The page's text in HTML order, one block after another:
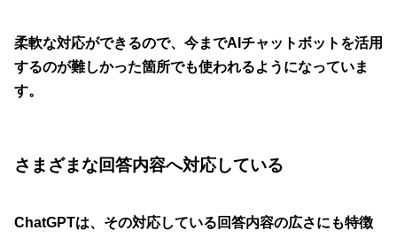
柔軟な対応ができるので、今までAIチャットボットを活用
するのが難しかった箇所でも使われるようになっていま
す。
さまざまな回答内容へ対応している
ChatGPTは、その対応している回答内容の広さにも特徴